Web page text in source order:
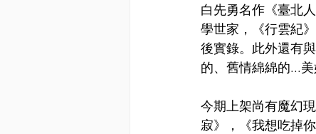
白先勇名作《臺北
學世家，《行雲紀
後實錄。此外還有
的、舊情綿綿的...美
今期上架尚有魔幻
寂》，《我想吃掉